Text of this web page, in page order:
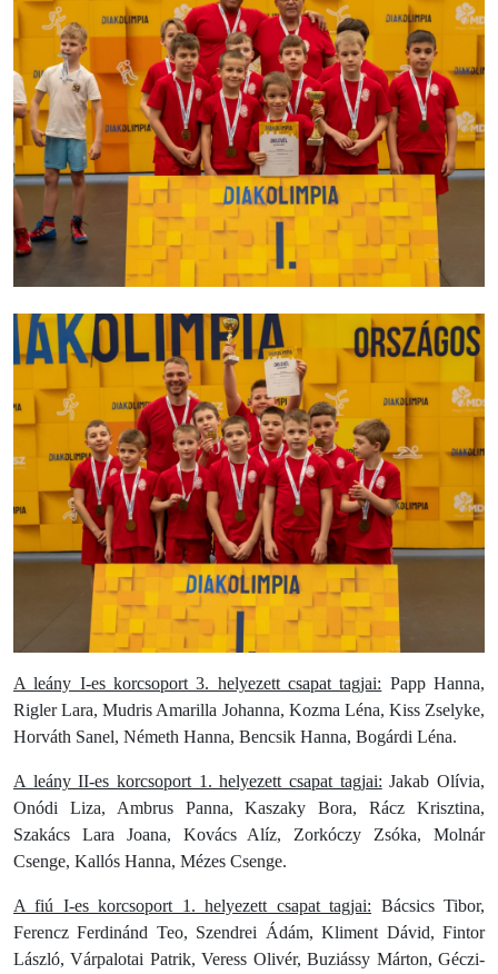
A leány I-es korcsoport 3. helyezett csapat tagjai: Papp Hanna,
Rigler Lara, Mudris Amarilla Johanna, Kozma Léna, Kiss Zselyke,
Horváth Sanel, Németh Hanna, Bencsik Hanna, Bogárdi Léna.
A leány II-es korcsoport 1. helyezett csapat tagjai: Jakab Olívia,
Onódi Liza, Ambrus Panna, Kaszaky Bora, Rácz Krisztina,
Szakács Lara Joana, Kovács Alíz, Zorkóczy Zsóka, Molnár
Csenge, Kallós Hanna, Mézes Csenge.
A fiú I-es korcsoport 1. helyezett csapat tagjai: Bácsics Tibor,
Ferencz Ferdinánd Teo, Szendrei Ádám, Kliment Dávid, Fintor
László, Várpalotai Patrik, Veress Olivér, Buziássy Márton, Géczi-